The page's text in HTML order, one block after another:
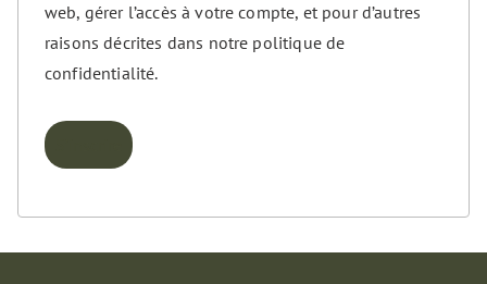
web, gérer l’accès à votre compte, et pour d’autres
raisons décrites dans notre politique de
confidentialité.